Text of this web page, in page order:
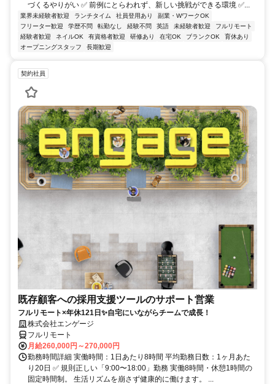
づくるやりがい ✅ 前例にとらわれず、新しい挑戦ができる環境 ✅...
業界未経験者歓迎 ランチタイム 社員登用あり
副業・WワークOK
フリーター歓迎
学歴不問 転勤なし 経験不問 英語 未経験者歓迎
フルリモート
経験者歓迎
ネイルOK 有資格者歓迎 研修あり 在宅OK ブランクOK
育休あり
オープニングスタッフ
長期歓迎
契約社員
既存顧客への採用支援ツールのサポート営業
フルリモート×年休121日✨自宅にいながらチームで成長！
株式会社エンゲージ
フルリモート
月給260,000円～270,000円
勤務時間詳細 実働時間：1日あたり8時間 平均勤務日数：1ヶ月あた
り20日 ✅ 規則正しい「9:00〜18:00」勤務 実働8時間・休憩1時間の
固定時間制。 生活リズムを崩さず健康的に働けます。 ...